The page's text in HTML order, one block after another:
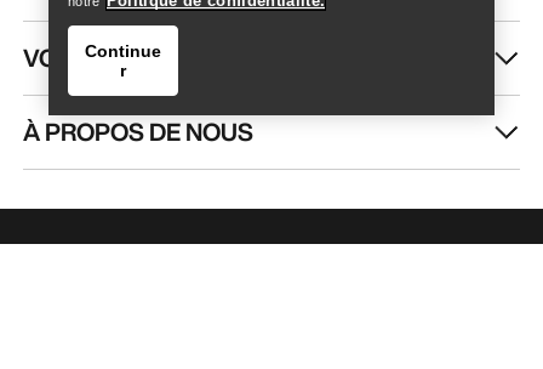
Trouver un magasin Help
VOIR PLUS
À PROPOS DE NOUS
Continue
r